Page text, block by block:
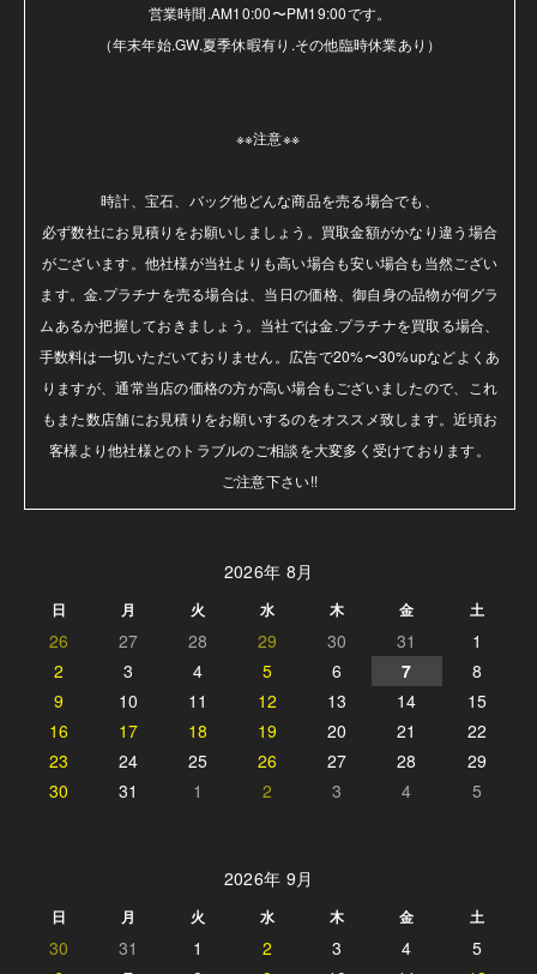
営業時間.AM10:00〜PM19:00です。
（年末年始.GW.夏季休暇有り.その他臨時休業あり）
※※注意※※
時計、宝石、バッグ他どんな商品を売る場合でも、
必ず数社にお見積りをお願いしましょう。買取金額がかなり違う場合
がございます。他社様が当社よりも高い場合も安い場合も当然ござい
ます。金.プラチナを売る場合は、当日の価格、御自身の品物が何グラ
ムあるか把握しておきましょう。当社では金.プラチナを買取る場合、
手数料は一切いただいておりません。広告で20%〜30%upなどよくあ
りますが、通常当店の価格の方が高い場合もございましたので、これ
もまた数店舗にお見積りをお願いするのをオススメ致します。近頃お
客様より他社様とのトラブルのご相談を大変多く受けております。
ご注意下さい!!
2026年 8月
日 月 火 水 木 金 土
26 27 28 29 30 31
1
2
3 4 5 6 7
8
9
10 11 12 13 14
15
16
17 18 19 20 21
22
23
24 25 26 27 28
29
30
31 1 2 3 4 5
2026年 9月
日 月 火 水 木 金 土
30 31 1 2 3 4
5